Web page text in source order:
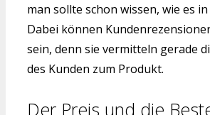
man sollte schon wissen, wie es
Dabei können
sein, denn sie vermitteln gerade
des Kunden zum Produkt.
Der Preis und die